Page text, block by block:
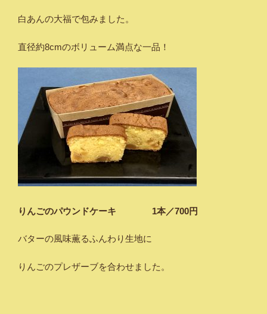
白あんの大福で包みました。
直径約8cmのボリューム満点な一品！
りんごのパウンドケーキ 1本／700円
バターの風味薫るふんわり生地に
りんごのプレザーブを合わせました。